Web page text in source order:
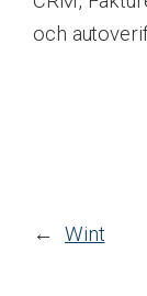
och
← Wint